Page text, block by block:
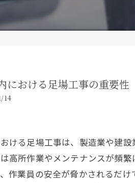
における足場工事の重要性
14
ける足場工事は、製造業や建
高所作業やメンテナンスが頻
作業員の安全が脅かされるだ